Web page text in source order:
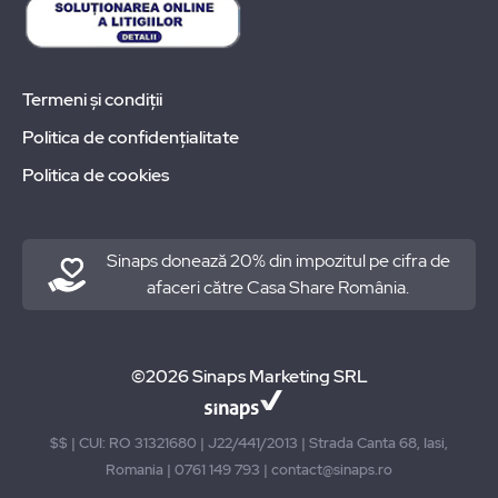
Termeni și condiții
Politica de confidențialitate
Politica de cookies
Sinaps donează 20% din impozitul pe cifra de
afaceri către Casa Share România.
©2026 Sinaps Marketing SRL
$$ | CUI: RO 31321680 | J22/441/2013 | Strada Canta 68, Iasi,
Romania | 0761 149 793 | contact@sinaps.ro